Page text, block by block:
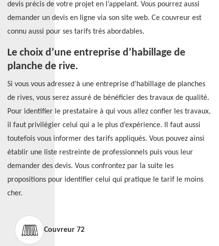
devis précis de votre projet en l’appelant. Vous pourrez aussi
demander un devis en ligne via son site web. Ce couvreur est
connu aussi pour ses tarifs très abordables.
Le choix d’une entreprise d’habillage de
planche de rive.
Si vous vous adressez à une entreprise d’habillage de planches
de rives, vous serez assuré de bénéficier des travaux de qualité.
Pour identifier le prestataire à qui vous allez confier les travaux,
il faut privilégier celui qui a le plus d’expérience. Il faut aussi
toutefois vous informer des tarifs appliqués. Vous pouvez ainsi
établir une liste restreinte de professionnels puis vous leur
demander des devis. Vous confrontez par la suite les
propositions pour identifier celui qui pratique le tarif le moins
cher.
Couvreur 72